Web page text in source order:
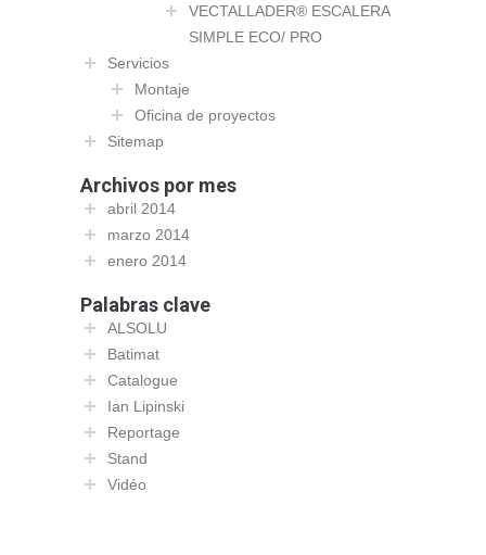
VECTALLADER® ESCALERA
SIMPLE ECO/ PRO
Servicios
Montaje
Oficina de proyectos
Sitemap
Archivos por mes
abril 2014
marzo 2014
enero 2014
Palabras clave
ALSOLU
Batimat
Catalogue
Ian Lipinski
Reportage
Stand
Vidéo